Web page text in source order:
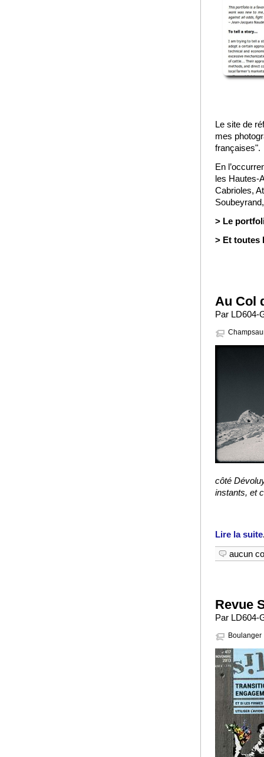
Le site de
mes
françaises".
En
les Hautes-
Cabrioles,
> Le
> Et toutes
Au Col
Par LD604-
côté
instants, et
Lire la suite
aucun
Revue
Par LD604-
Boulanger